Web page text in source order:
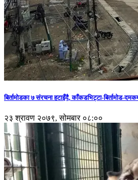
बिर्तामोडका ७ संरचना हटाइँदै, काँकडभिट्टा-बिर्तामोड-
२३ श्रावण २०७९, सोमबार ०८:००